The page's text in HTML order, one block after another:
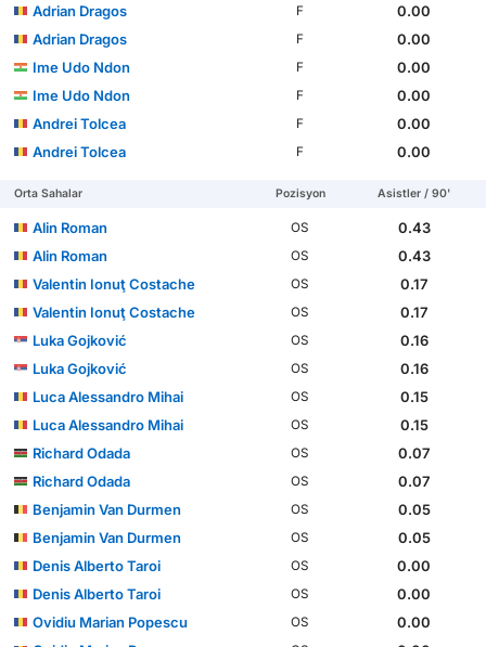
Adrian Dragos F
0.00
Adrian Dragos
F
0.00
Ime Udo Ndon
F
0.00
Ime Udo Ndon
F
0.00
Andrei Tolcea
F
0.00
Andrei Tolcea
F 0.00
Orta Sahalar Pozisyon Asistler / 90'
Alin Roman OS
0.43
Alin Roman
OS
0.43
Valentin Ionuţ Costache
OS
0.17
Valentin Ionuţ Costache
OS
0.17
Luka Gojković
OS
0.16
Luka Gojković
OS
0.16
Luca Alessandro Mihai
OS
0.15
Luca Alessandro Mihai
OS
0.15
Richard Odada
OS
0.07
Richard Odada
OS
0.07
Benjamin Van Durmen
OS
0.05
Benjamin Van Durmen
OS
0.05
Denis Alberto Taroi
OS
0.00
Denis Alberto Taroi
OS
0.00
Ovidiu Marian Popescu
OS
0.00